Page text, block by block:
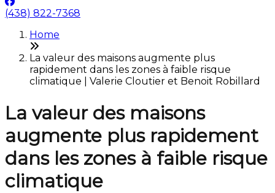
(438) 822-7368
Home
La valeur des maisons augmente plus
rapidement dans les zones à faible risque
climatique | Valerie Cloutier et Benoit Robillard
La valeur des maisons
augmente plus rapidement
dans les zones à faible risque
climatique